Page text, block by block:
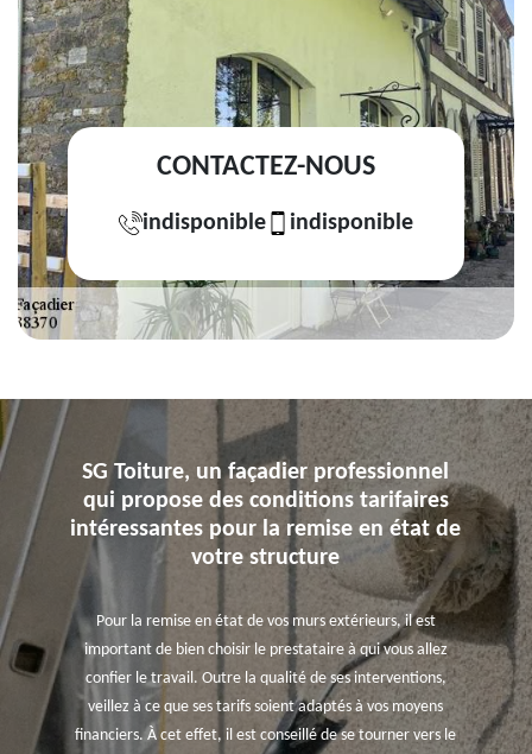
CONTACTEZ-NOUS
indisponible indisponible
SG Toiture, un façadier professionnel
qui propose des conditions tarifaires
intéressantes pour la remise en état de
votre structure
Pour la remise en état de vos murs extérieurs, il est
important de bien choisir le prestataire à qui vous allez
confier le travail. Outre la qualité de ses interventions,
veillez à ce que ses tarifs soient adaptés à vos moyens
financiers. À cet effet, il est conseillé de se tourner vers le